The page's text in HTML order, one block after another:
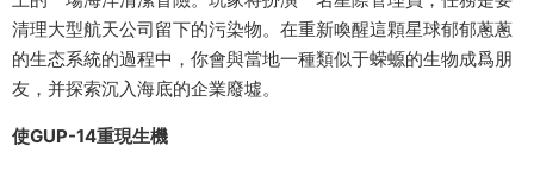
清理大型航天公司留下的污染物。在重新喚醒這顆星球郁郁蔥蔥
的生态系統的過程中，你會與當地一種類似于蝾螈的生物成爲朋
友，并探索沉入海底的企業廢墟。
使GUP-14重現生機